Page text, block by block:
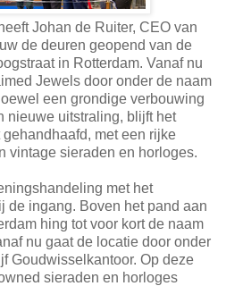
Johan de Ruiter, CEO van
de deuren geopend van de
in Rotterdam. Vanaf nu
Jewels door onder de naam
een grondige verbouwing
nieuwe uitstraling, blijft het
met een rijke
vintage sieraden en horloges.
met het
de ingang. Boven het pand aan
hing tot voor kort de naam
nu gaat de locatie door onder
Goudwisselkantoor. Op deze
sieraden en horloges